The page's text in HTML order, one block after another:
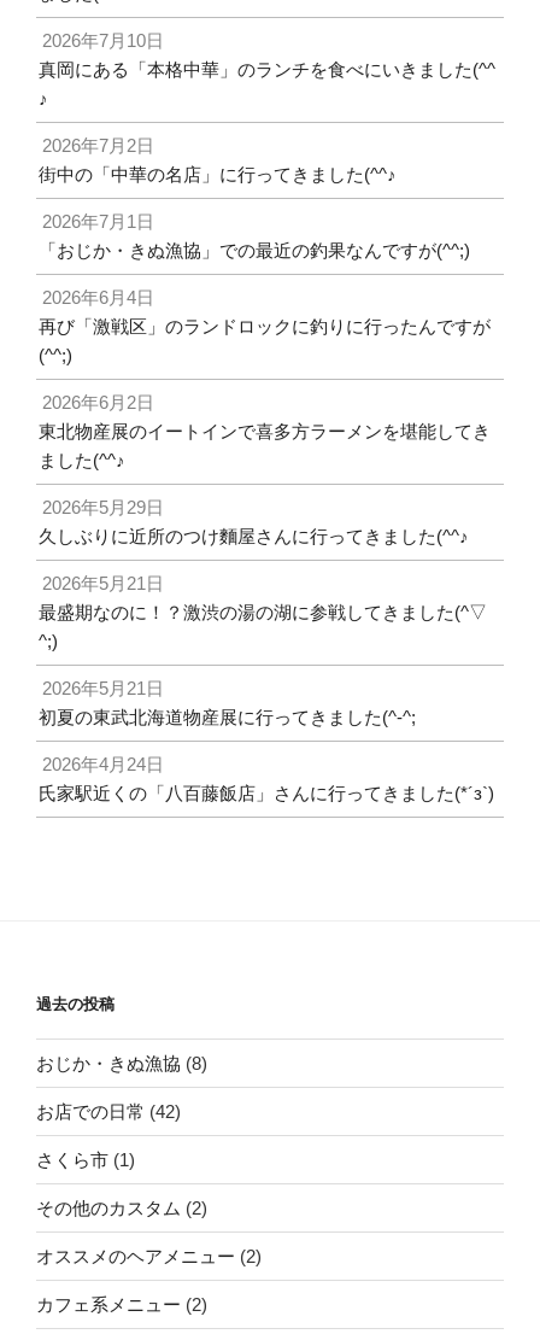
2026年7月10日
真岡にある「本格中華」のランチを食べにいきました(^^
♪
2026年7月2日
街中の「中華の名店」に行ってきました(^^♪
2026年7月1日
「おじか・きぬ漁協」での最近の釣果なんですが(^^;)
2026年6月4日
再び「激戦区」のランドロックに釣りに行ったんですが
(^^;)
2026年6月2日
東北物産展のイートインで喜多方ラーメンを堪能してき
ました(^^♪
2026年5月29日
久しぶりに近所のつけ麵屋さんに行ってきました(^^♪
2026年5月21日
最盛期なのに！？激渋の湯の湖に参戦してきました(^▽
^;)
2026年5月21日
初夏の東武北海道物産展に行ってきました(^-^;
2026年4月24日
氏家駅近くの「八百藤飯店」さんに行ってきました(*´з`)
過去の投稿
おじか・きぬ漁協 (8)
お店での日常 (42)
さくら市 (1)
その他のカスタム (2)
オススメのヘアメニュー (2)
カフェ系メニュー (2)